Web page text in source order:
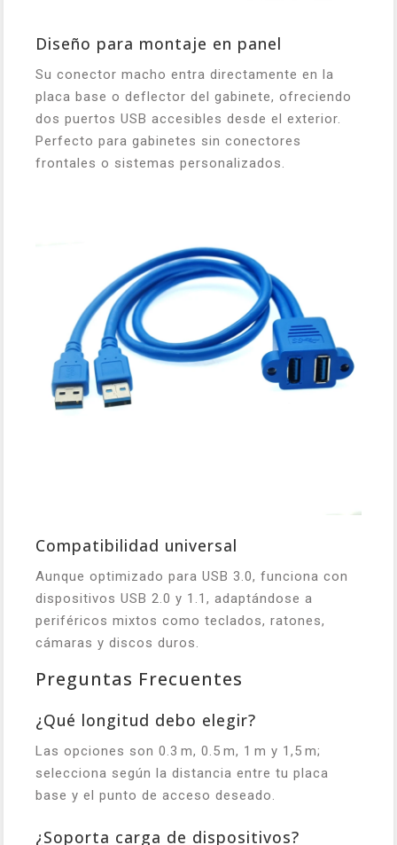
Diseño para montaje en panel
Su conector macho entra directamente en la
placa base o deflector del gabinete, ofreciendo
dos puertos USB accesibles desde el exterior.
Perfecto para gabinetes sin conectores
frontales o sistemas personalizados.
Compatibilidad universal
Aunque optimizado para USB 3.0, funciona con
dispositivos USB 2.0 y 1.1, adaptándose a
periféricos mixtos como teclados, ratones,
cámaras y discos duros.
Preguntas Frecuentes
¿Qué longitud debo elegir?
Las opciones son 0.3 m, 0.5 m, 1 m y 1,5 m;
selecciona según la distancia entre tu placa
base y el punto de acceso deseado.
¿Soporta carga de dispositivos?